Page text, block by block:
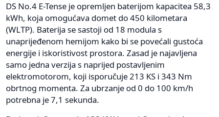
DS No.4 E-Tense je opremljen baterijom kapacitea 58,3
kWh, koja omogućava domet do 450 kilometara
(WLTP). Baterija se sastoji od 18 modula s
unaprijeđenom hemijom kako bi se povećali gustoća
energije i iskoristivost prostora. Zasad je najavljena
samo jedna verzija s naprijed postavljenim
elektromotorom, koji isporučuje 213 KS i 343 Nm
obrtnog momenta. Za ubrzanje od 0 do 100 km/h
potrebna je 7,1 sekunda.